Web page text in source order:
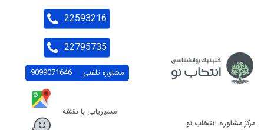
مرکز مشاوره انتخاب نو
مشاوره تلفنی 9099071646
مسیریابی با نقشه
22593216
22795735